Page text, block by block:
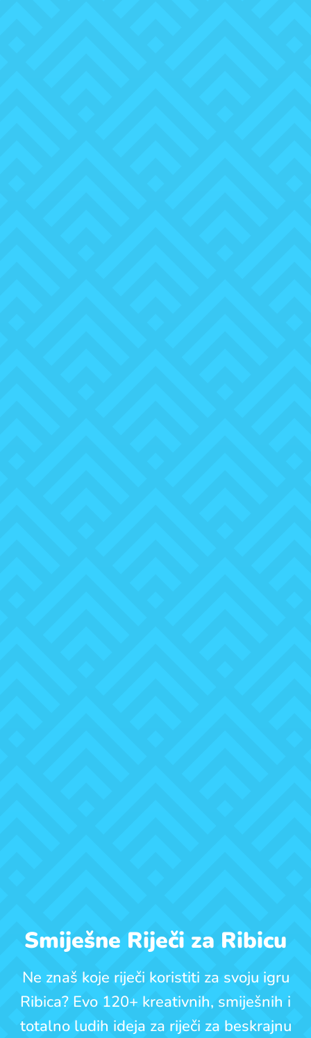
Smiješne Riječi za Ribicu
Ne znaš koje riječi koristiti za svoju igru
Ribica? Evo 120+ kreativnih, smiješnih i
totalno ludih ideja za riječi za beskrajnu